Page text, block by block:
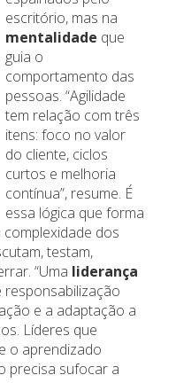
escritório, mas na
mentalidade que
guia o
comportamento das
pessoas. “Agilidade
tem relação com três
itens: foco no valor
do cliente, ciclos
curtos e melhoria
contínua”, resume. É
essa lógica que forma
dos
testam,
“Uma liderança
responsabilização
e a adaptação a
Líderes que
o aprendizado
precisa sufocar a